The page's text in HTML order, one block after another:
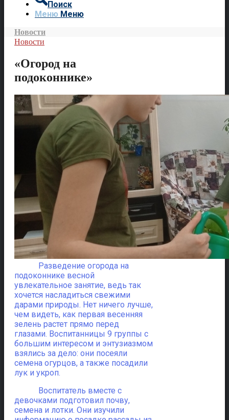
Поиск
Меню Меню
Новости
Новости
«Огород на
подоконнике»
Разведение огорода на
подоконнике весной
увлекательное занятие, ведь так
хочется насладиться свежими
дарами природы. Нет ничего лучше,
чем видеть, как первая весенняя
зелень растет прямо перед
глазами. Воспитанницы 9 группы с
большим интересом и энтузиазмом
взялись за дело: они посеяли
семена огурцов, а также посадили
лук и укроп.
Воспитатель вместе с
девочками подготовил почву,
семена и лотки. Они изучили